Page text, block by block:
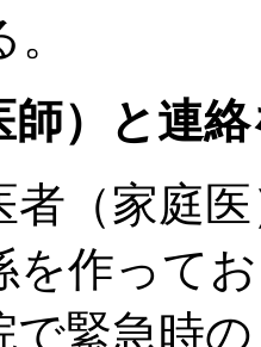
師）と連
者（家庭
を作って
で緊急時